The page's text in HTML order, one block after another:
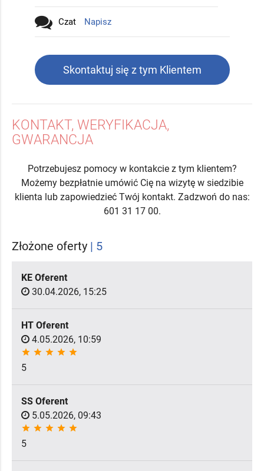
Czat Napisz
Skontaktuj się z tym Klientem
KONTAKT, WERYFIKACJA,
GWARANCJA
Potrzebujesz pomocy w kontakcie z tym klientem?
Możemy bezpłatnie umówić Cię na wizytę w siedzibie
klienta lub zapowiedzieć Twój kontakt. Zadzwoń do nas:
601 31 17 00.
Złożone oferty | 5
KE Oferent
30.04.2026, 15:25
HT Oferent
4.05.2026, 10:59
star star star star star
5
SS Oferent
5.05.2026, 09:43
star star star star star
5